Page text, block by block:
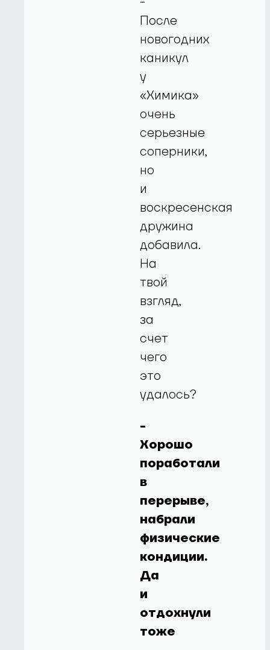
После
новогодних
каникул
у
«Химика»
очень
серьезные
соперники,
но
и
воскресенская
дружина
добавила.
На
твой
взгляд,
за
счет
чего
это
удалось?
-
Хорошо
поработали
в
перерыве,
набрали
физические
кондиции.
Да
и
отдохнули
тоже